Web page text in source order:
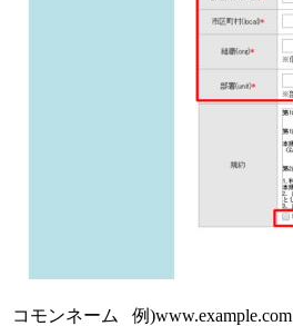
コモンネーム 例)www.example.com